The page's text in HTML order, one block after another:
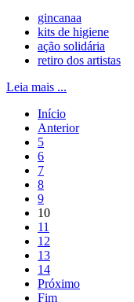
gincanaa
kits de higiene
ação solidária
retiro dos artistas
Leia mais ...
Início
Anterior
5
6
7
8
9
10
11
12
13
14
Próximo
Fim